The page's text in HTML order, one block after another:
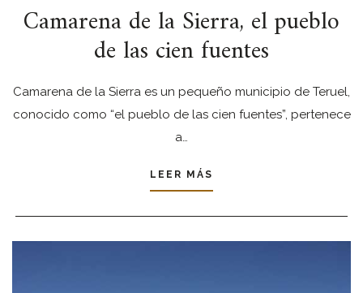
Camarena de la Sierra, el pueblo
de las cien fuentes
Camarena de la Sierra es un pequeño municipio de Teruel,
conocido como “el pueblo de las cien fuentes”, pertenece
a…
LEER MÁS